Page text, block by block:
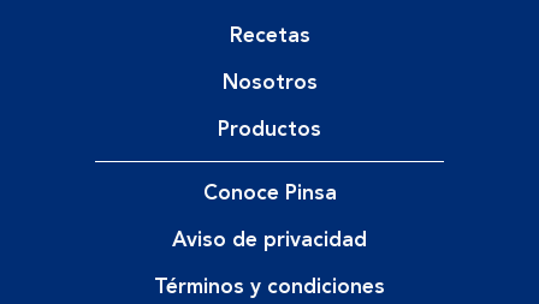
Recetas
Nosotros
Productos
Conoce Pinsa
Aviso de privacidad
Términos y condiciones